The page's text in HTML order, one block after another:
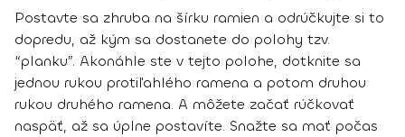
Postavte sa zhruba na šírku ramien a odrúčkujte si to
dopredu, až kým sa dostanete do polohy tzv.
“planku”. Akonáhle ste v tejto polohe, dotknite sa
jednou rukou protiľahlého ramena a potom druhou
rukou druhého ramena. A môžete začať rúčkovať
naspäť, až sa úplne postavíte. Snažte sa mať počas